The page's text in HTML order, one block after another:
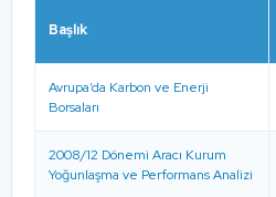
Başlık
Avrupa’da Karbon ve Enerji
Borsaları
2008/12 Dönemi Aracı Kurum
Yoğunlaşma ve Performans Analizi